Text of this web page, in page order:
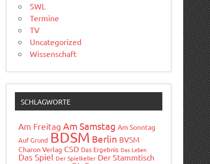
SWL
Termine
TV
Uncategorized
Wissenschaft
SCHLAGWORTE
Am Freitag Am Samstag Am Sonntag
Auf Grund BDSM Berlin BVSM
Charon Verlag CSD Das Ergebnis Das Leben
Das Spiel Der Spielkeller Der Stammtisch